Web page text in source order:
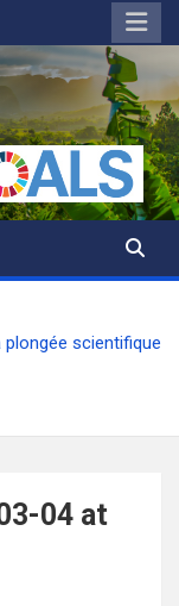
plongée scientifique
04 at